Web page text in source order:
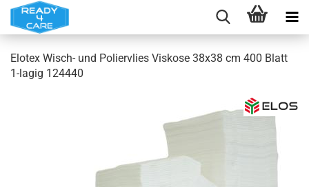
Elotex Wisch- und Poliervlies Viskose 38x38 cm 400 Blatt
1-lagig 124440